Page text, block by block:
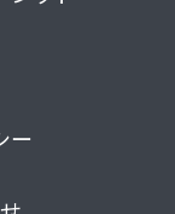
ー